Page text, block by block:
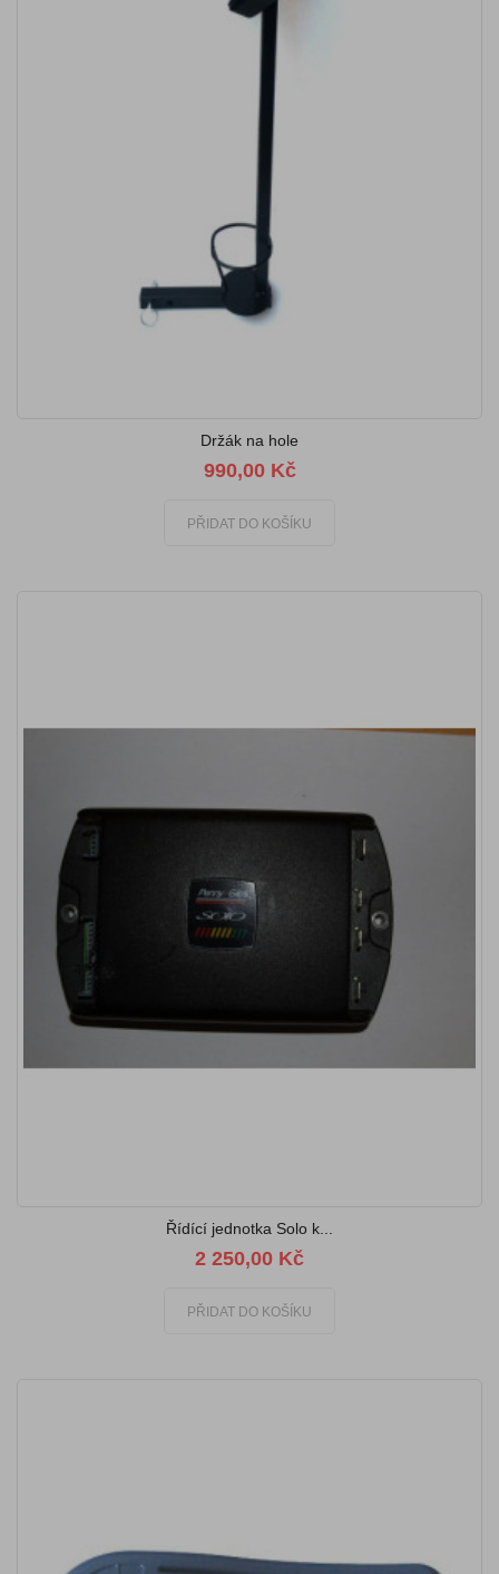
Držák na hole
990,00 Kč
PŘIDAT DO KOŠÍKU
Řídící jednotka Solo k...
2 250,00 Kč
PŘIDAT DO KOŠÍKU